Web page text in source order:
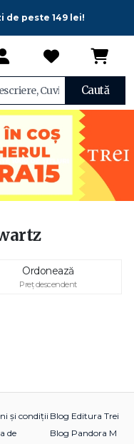
de peste 149 lei!
Caută
Ordonează
Preț descendent
și condiții
de
Blog Editura Trei
Blog Pandora M